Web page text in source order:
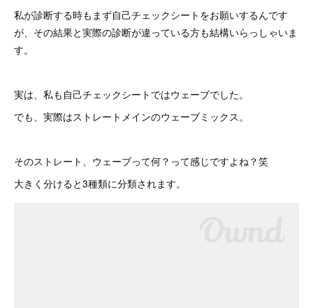
私が診断する時もまず自己チェックシートをお願いするんです
が、その結果と実際の診断が違っている方も結構いらっしゃいま
す。
実は、私も自己チェックシートではウェーブでした。
でも、実際はストレートメインのウェーブミックス。
そのストレート、ウェーブって何？って感じですよね？笑
大きく分けると3種類に分類されます。